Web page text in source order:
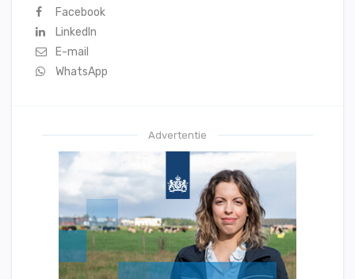
Facebook
LinkedIn
E-mail
WhatsApp
Advertentie